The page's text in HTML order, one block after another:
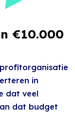
€10.000
in
dat veel
dat budget